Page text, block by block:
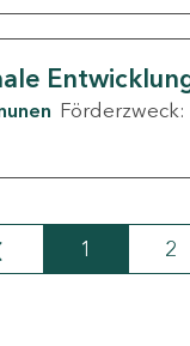
Förderzweck:
Seite
1 2